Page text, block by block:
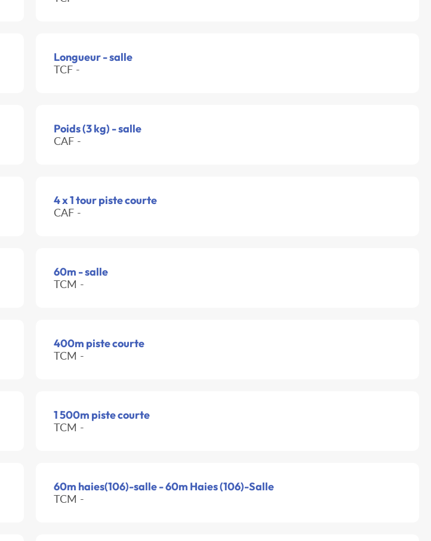
Longueur - salle
TCF -
Poids (3 kg) - salle
CAF -
4 x 1 tour piste courte
CAF -
60m - salle
TCM -
400m piste courte
TCM -
1 500m piste courte
TCM -
60m haies(106)-salle - 60m Haies (106)-Salle
TCM -